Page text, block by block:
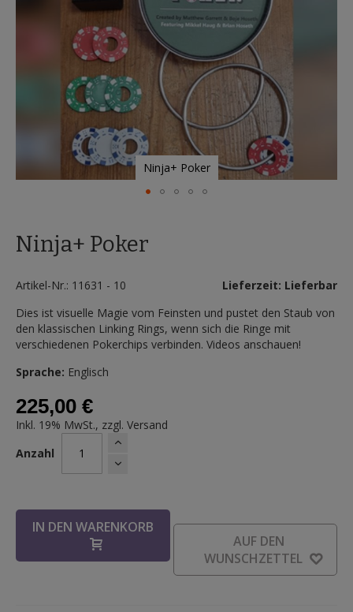
Ninja+ Poker
der
Bildergalerie
Ninja+ Poker
Artikel-Nr.: 11631 - 10
Lieferzeit: Lieferbar
Dies ist visuelle Magie vom Feinsten und pustet den Staub von
den klassischen Linking Rings, wenn sich die Ringe mit
verschiedenen Pokerchips verbinden. Videos anschauen!
Sprache: Englisch
225,00 €
Inkl. 19% MwSt., zzgl. Versand
Anzahl
IN DEN WARENKORB
AUF DEN
WUNSCHZETTEL